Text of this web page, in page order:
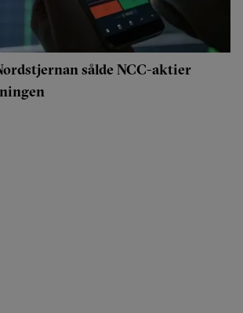
sålde NCC-aktier